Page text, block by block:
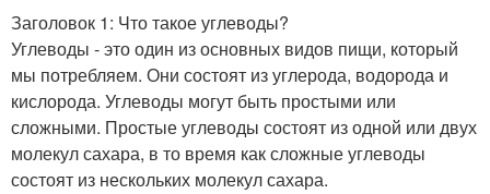
Заголовок 1: Что такое углеводы?
Углеводы - это один из основных видов пищи, который
мы потребляем. Они состоят из углерода, водорода и
кислорода. Углеводы могут быть простыми или
сложными. Простые углеводы состоят из одной или двух
молекул сахара, в то время как сложные углеводы
состоят из нескольких молекул сахара.